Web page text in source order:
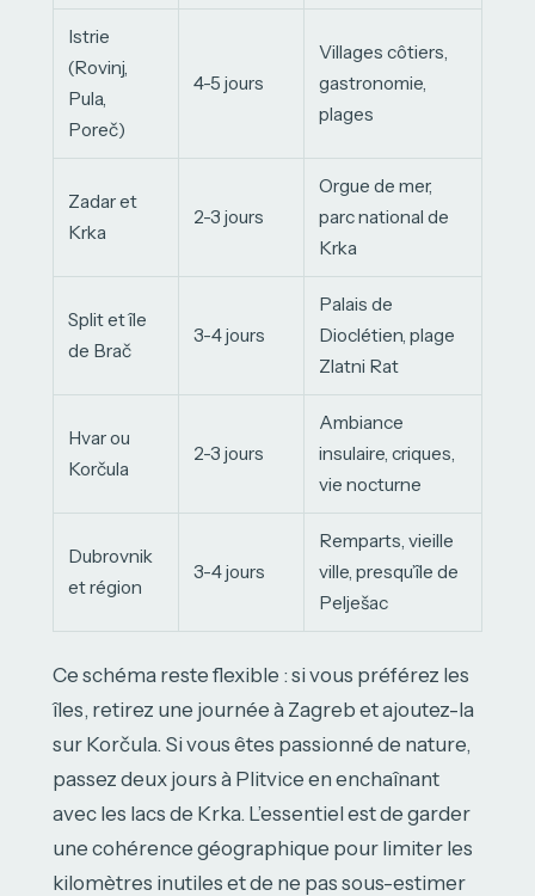
Istrie
(Rovinj,
Pula,
Poreč)
4-5 jours
Villages côtiers,
gastronomie,
plages
Zadar et
Krka
2-3 jours
Orgue de mer,
parc national de
Krka
Split et île
de Brač
3-4 jours
Palais de
Dioclétien, plage
Zlatni Rat
Hvar ou
Korčula
2-3 jours
Ambiance
insulaire, criques,
vie nocturne
Dubrovnik
et région
3-4 jours
Remparts, vieille
ville, presqu’île de
Pelješac
Ce schéma reste flexible : si vous préférez les
îles, retirez une journée à Zagreb et ajoutez-la
sur Korčula. Si vous êtes passionné de nature,
passez deux jours à Plitvice en enchaînant
avec les lacs de Krka. L’essentiel est de garder
une cohérence géographique pour limiter les
kilomètres inutiles et de ne pas sous-estimer